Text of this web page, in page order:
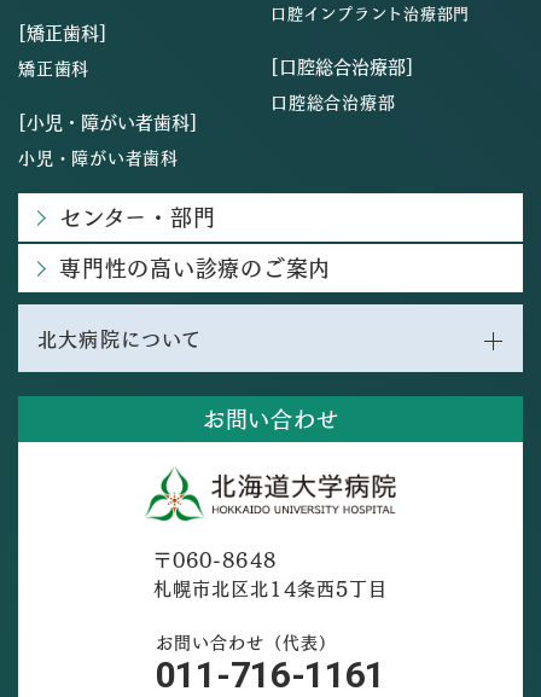
お問い合わせ
〒060-8648
札幌市北区北14条西5丁目
お問い合わせ（代表）
011-716-1161
[矯正歯科]
矯正歯科
[小児・障がい者歯科]
小児・障がい者歯科
口腔インプラント治療部門
[口腔総合治療部]
口腔総合治療部
センター・部門
専門性の高い診療のご案内
北大病院について